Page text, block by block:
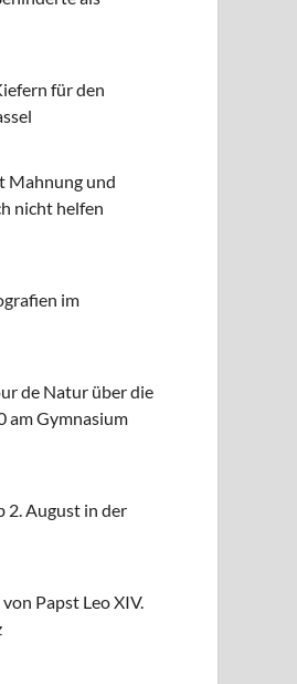
für den
Mahnung und
nicht helfen
im
de Natur über die
am Gymnasium
2. August in der
Papst Leo XIV.